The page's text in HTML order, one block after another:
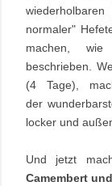
normaler"
machen, wie
beschrieben.
(4 Tage),
der
locker und
Und jetzt
Camembert